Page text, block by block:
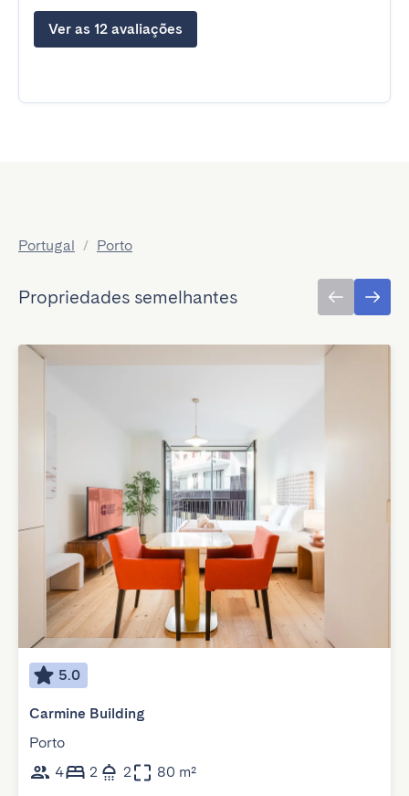
Ver as 12 avaliações
Portugal / Porto
Propriedades semelhantes
5.0
Carmine Building
Porto
4
2 2 80 m²